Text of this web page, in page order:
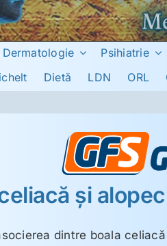
Dermatologie Psihiatrie
Dietă LDN ORL
şi
dintre boala